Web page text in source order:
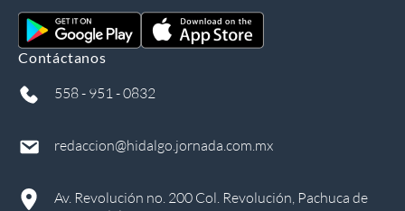
Contáctanos
558 - 951 - 0832
redaccion@hidalgo.jornada.com.mx
Av. Revolución no. 200 Col. Revolución, Pachuca de